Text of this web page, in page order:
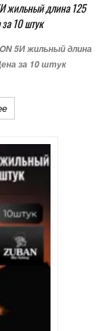
жильный длина 125
10 штук
5И жильный длина
за 10 штук